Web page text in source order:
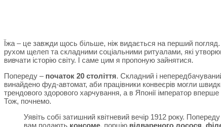
Їжа – це завжди щось більше, ніж видається на перший
рухом щелеп та складними соціальними ритуалами, які
вивчати історію світу. І саме цим я пропоную зайнятися.
Попереду – початок 20 століття. Складний і
винайдено фуд-автомат, аби працівники конвеєрів могли
трендового здорового харчування, а в Японії імператор
Тож, почнемо.
Уявіть собі затишний квітневий вечір 1912 року.
вам подають консоме, порцію відвареного лосося,